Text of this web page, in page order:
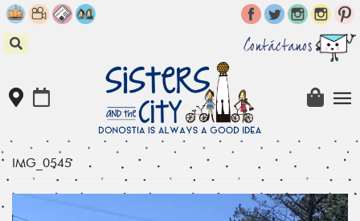
Skip
to
content
Contáctanos
IMG_0545